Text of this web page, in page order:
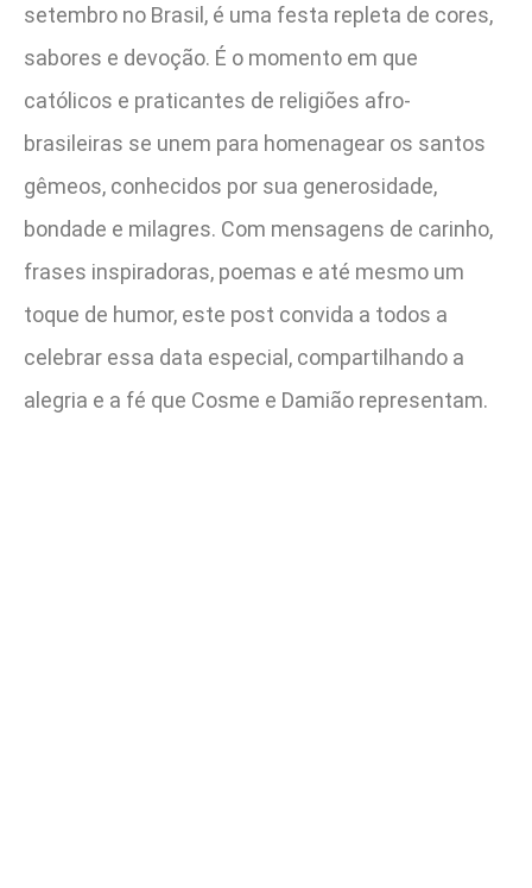
setembro no Brasil, é uma festa repleta de cores,
sabores e devoção. É o momento em que
católicos e praticantes de religiões afro-
brasileiras se unem para homenagear os santos
gêmeos, conhecidos por sua generosidade,
bondade e milagres. Com mensagens de carinho,
frases inspiradoras, poemas e até mesmo um
toque de humor, este post convida a todos a
celebrar essa data especial, compartilhando a
alegria e a fé que Cosme e Damião representam.